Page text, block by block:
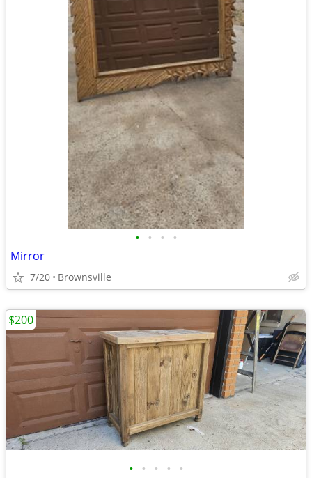
• • • •
Mirror
7/20 Brownsville
• • • • •
$200